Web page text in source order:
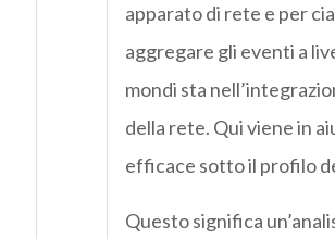
apparato di rete e per
aggregare gli eventi a
mondi sta
della rete. Qui viene in
efficace sotto il profilo
Questo significa